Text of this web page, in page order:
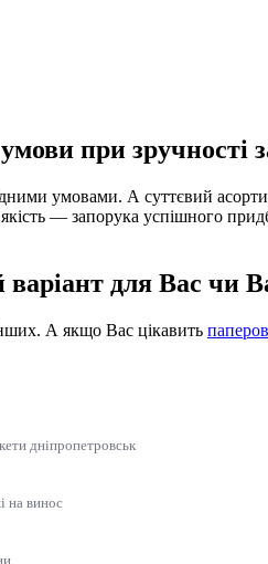
при зручності
умовами. А суттєвий
якість — запорука успішного
для Вас чи
А якщо Вас цікавить
дніпропетровськ
на винос